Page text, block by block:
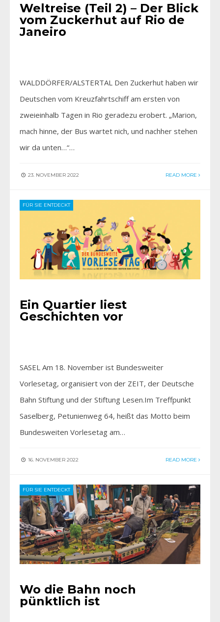
Weltreise (Teil 2) – Der Blick
vom Zuckerhut auf Rio de
Janeiro
WALDDÖRFER/ALSTERTAL Den Zuckerhut haben wir
Deutschen vom Kreuzfahrtschiff am ersten von
zweieinhalb Tagen in Rio geradezu erobert. „Marion,
mach hinne, der Bus wartet nich, und nachher stehen
wir da unten…“…
23. NOVEMBER 2022 READ MORE
FÜR SIE ENTDECKT
Ein Quartier liest
Geschichten vor
SASEL Am 18. November ist Bundesweiter
Vorlesetag, organisiert von der ZEIT, der Deutsche
Bahn Stiftung und der Stiftung Lesen.Im Treffpunkt
Saselberg, Petunienweg 64, heißt das Motto beim
Bundesweiten Vorlesetag am…
16. NOVEMBER 2022 READ MORE
FÜR SIE ENTDECKT
Wo die Bahn noch
pünktlich ist